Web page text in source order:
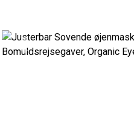
Previous